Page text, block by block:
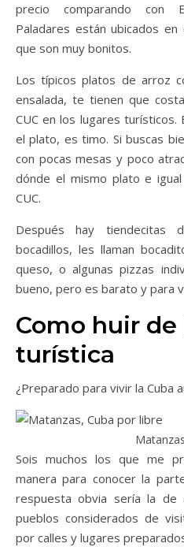
precio comparando con
Paladares están ubicados
que son muy bonitos.
Los típicos platos de arroz
ensalada, te tienen que
CUC en los lugares turísticos.
el plato, es timo. Si buscas
con pocas mesas y poco
dónde el mismo plato e
CUC.
Después hay tiendecitas
bocadillos, les llaman
queso, o algunas pizzas
bueno, pero es barato y para
Como huir de
turística
¿Preparado para vivir la Cuba
Sois muchos los que me
manera para conocer la
respuesta obvia sería la de
pueblos considerados de
por calles y lugares